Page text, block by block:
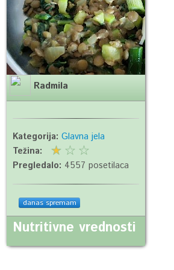
Radmila
Kategorija:Glavna jela
Težina:
Pregledalo: 4557 posetilaca
danas spremam
Nutritivne vrednosti